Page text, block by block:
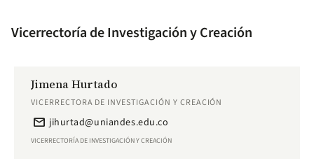
Vicerrectoría de Investigación y Creación
Jimena Hurtado
VICERRECTORA DE INVESTIGACIÓN Y CREACIÓN
email jihurtad@uniandes.edu.co
VICERRECTORÍA DE INVESTIGACIÓN Y CREACIÓN